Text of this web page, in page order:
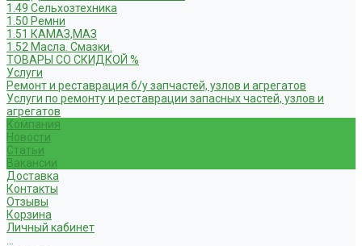
1.49 Сельхозтехника
1.50 Ремни
1.51 КАМАЗ,МАЗ
1.52 Масла. Смазки.
ТОВАРЫ СО СКИДКОЙ %
Услуги
Ремонт и реставрация б/у запчастей, узлов и агрегатов
Услуги по ремонту и реставрации запасных частей, узлов и
агрегатов
Компания
Новости
Статьи
Вакансии
Доставка
Контакты
Отзывы
Корзина
Личный кабинет